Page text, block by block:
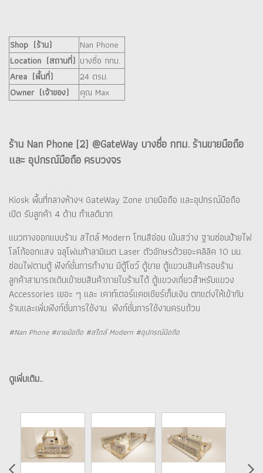
Shop (ร้าน)
Nan Phone
Location (สถานที่) บางซื่อ กทม.
Area (พื้นที่)
24 ตรม.
Owner (เจ้าของ)
คุณ Max
ร้าน Nan Phone (2) @GateWay บางซื่อ กทม. ร้านขายมือถือ
และ อุปกรณ์มือถือ ครบวงจร
Kiosk พื้นที่กลางห้างฯ GateWay Zone ขายมือถือ และอุปกรณ์มือถือ
เปิด รับลูกค้า 4 ด้าน ทำเลดีมาก
แนวทางออกแบบร้าน สไตล์ Modern โทนสีอ่อน เน้นสว่าง ฐานซ่อนป้ายไฟ
โลโก้ออกแสง ฉลุโฟเมก้าลามิเนต Laser ตัวอักษรด้วยอะคลิลิค 10 มม.
ซ่อนไฟตามตู้ ฟังก์ชั่นการทำงาน มีตู้โชว์ ตู้ขาย ตู้แขวนสินค้ารอบร้าน
ลูกค้าสามารถเดินเข้าชมสินค้าภายในร้านได้ ตู้แขวงเกี่ยวสำหรับแขวง
Accessories เยอะ ๆ และ เคาท์เตอร์แคชเชียร์เก็บเงิน ตกแต่งให้เข้ากับ
ร้านและเพิ่มฟังก์ชั่นการใช้งาน ฟังก์ชั่นการใช้งานครบถ้วน
#Nan Phone #ขายมือถือ #สไตล์ Modern #อุปกรณ์มือถือ
ดูเพิ่มเติม..